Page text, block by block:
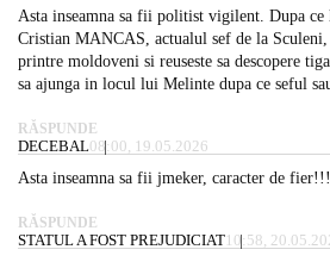
Asta inseamna sa fii politist vigilent. Dupa ce
Cristian MANCAS, actualul sef de la
printre moldoveni si reuseste sa descopere
sa ajunga in locul lui Melinte dupa ce seful
RĂSPUNDE
DECEBAL08:00, 19.05.2026
Asta inseamna sa fii jmeker, caracter de
RĂSPUNDE
STATUL A FOST PREJUDICIAT10:58,